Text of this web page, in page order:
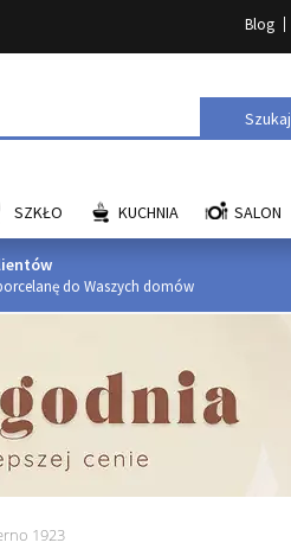
Blog
Szukaj
SZKŁO KUCHNIA SALON
do Waszych domów
1923